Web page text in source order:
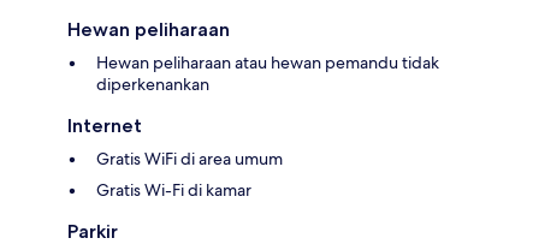
Hewan peliharaan
Hewan peliharaan atau hewan pemandu tidak
diperkenankan
Internet
Gratis WiFi di area umum
Gratis Wi-Fi di kamar
Parkir